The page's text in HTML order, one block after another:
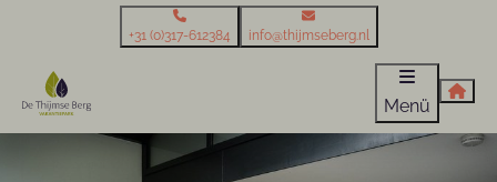
+31 (0)317-612384 info@thijmseberg.nl
Menü